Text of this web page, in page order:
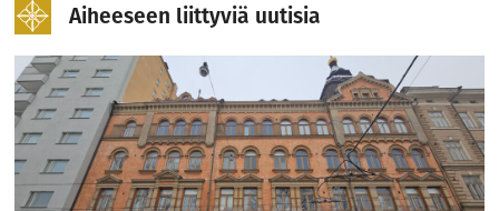
Aiheeseen liittyviä uutisia